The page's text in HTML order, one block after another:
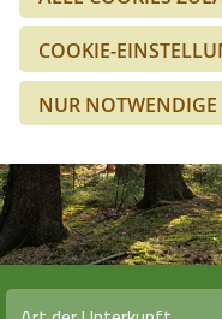
Voor
COOKIE-
NUR NOTWENDIGE